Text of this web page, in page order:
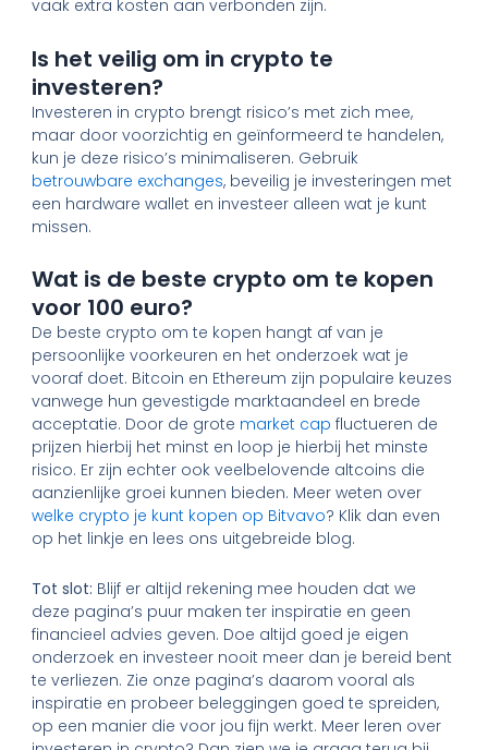
vaak extra kosten aan verbonden zijn.
Is het veilig om in crypto te
investeren?
Investeren in crypto brengt risico’s met zich mee,
maar door voorzichtig en geïnformeerd te handelen,
kun je deze risico’s minimaliseren. Gebruik
betrouwbare exchanges, beveilig je investeringen met
een hardware wallet en investeer alleen wat je kunt
missen.
Wat is de beste crypto om te kopen
voor 100 euro?
De beste crypto om te kopen hangt af van je
persoonlijke voorkeuren en het onderzoek wat je
vooraf doet. Bitcoin en Ethereum zijn populaire keuzes
vanwege hun gevestigde marktaandeel en brede
acceptatie. Door de grote market cap fluctueren de
prijzen hierbij het minst en loop je hierbij het minste
risico. Er zijn echter ook veelbelovende altcoins die
aanzienlijke groei kunnen bieden. Meer weten over
welke crypto je kunt kopen op Bitvavo? Klik dan even
op het linkje en lees ons uitgebreide blog.
Tot slot: Blijf er altijd rekening mee houden dat we
deze pagina’s puur maken ter inspiratie en geen
financieel advies geven. Doe altijd goed je eigen
onderzoek en investeer nooit meer dan je bereid bent
te verliezen. Zie onze pagina’s daarom vooral als
inspiratie en probeer beleggingen goed te spreiden,
op een manier die voor jou fijn werkt. Meer leren over